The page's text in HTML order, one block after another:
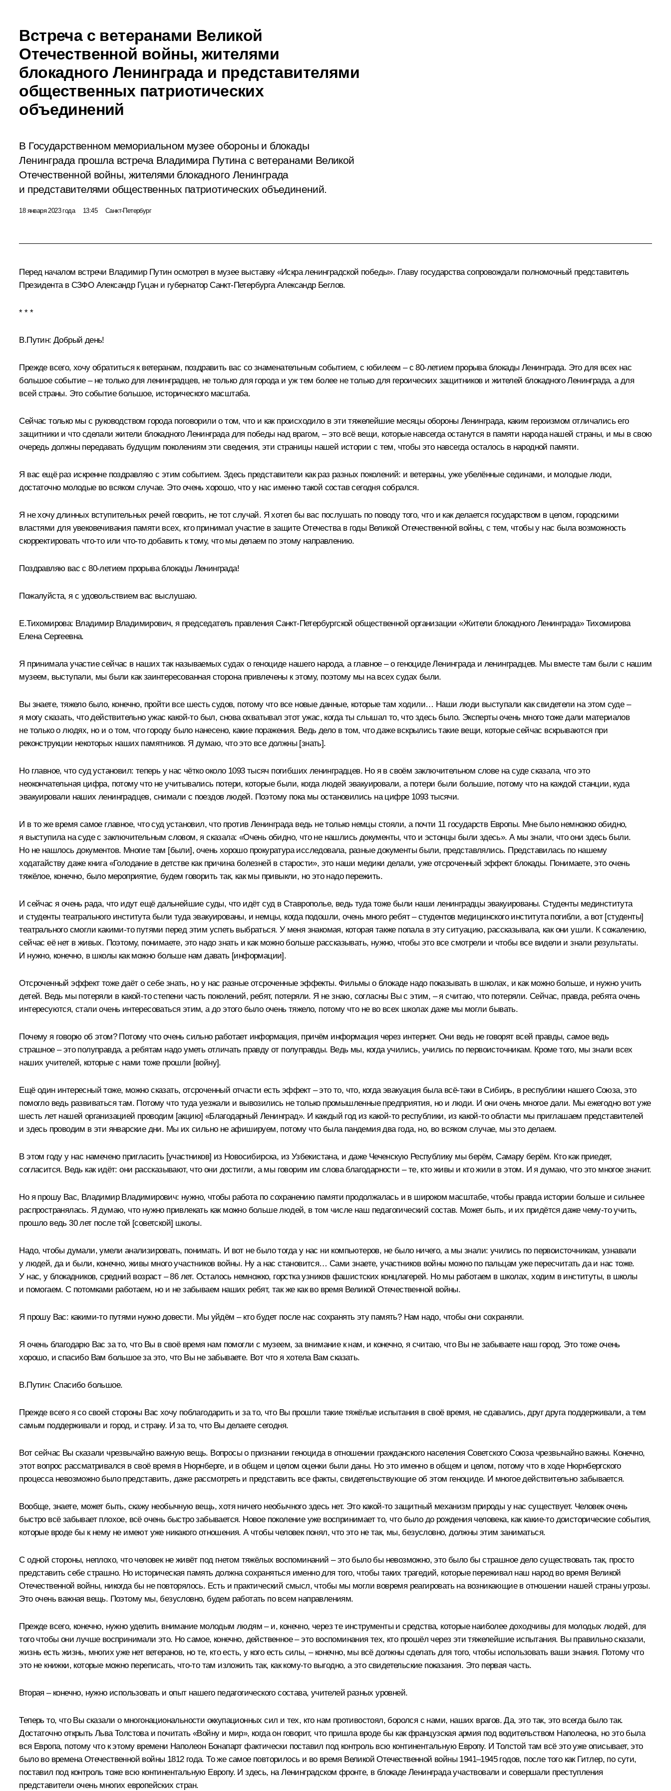
Встреча с ветеранами Великой
Отечественной войны, жителями
блокадного Ленинграда и представителями
общественных патриотических
объединений
В Государственном мемориальном музее обороны и блокады
Ленинграда прошла встреча Владимира Путина с ветеранами Великой
Отечественной войны, жителями блокадного Ленинграда
и представителями общественных патриотических объединений.
18 января 2023 года 13:45 Санкт-Петербург
Перед началом встречи Владимир Путин осмотрел в музее выставку «Искра ленинградской победы». Главу государства сопровождали полномочный представитель
Президента в СЗФО Александр Гуцани губернатор Санкт-ПетербургаАлександр Беглов.
* * *
В.Путин: Добрый день!
Прежде всего, хочу обратиться к ветеранам, поздравить вас со знаменательным событием, с юбилеем – с 80-летием прорыва блокады Ленинграда. Это для всех нас
большое событие – не только для ленинградцев, не только для города и уж тем более не только для героических защитников и жителей блокадного Ленинграда, а для
всей страны. Это событие большое, исторического масштаба.
Сейчас только мы с руководством города поговорили о том, что и как происходило в эти тяжелейшие месяцы обороны Ленинграда, каким героизмом отличались его
защитники и что сделали жители блокадного Ленинграда для победы над врагом, – это всё вещи, которые навсегда останутся в памяти народа нашей страны, и мы в свою
очередь должны передавать будущим поколениям эти сведения, эти страницы нашей истории с тем, чтобы это навсегда осталось в народной памяти.
Я вас ещё раз искренне поздравляю с этим событием. Здесь представители как раз разных поколений: и ветераны, уже убелённые сединами, и молодые люди,
достаточно молодые во всяком случае. Это очень хорошо, что у нас именно такой состав сегодня собрался.
Я не хочу длинных вступительных речей говорить, не тот случай. Я хотел бы вас послушать по поводу того, что и как делается государством в целом, городскими
властями для увековечивания памяти всех, кто принимал участие в защите Отечества в годы Великой Отечественной войны, с тем, чтобы у нас была возможность
скорректировать что-то или что-то добавить к тому, что мы делаем по этому направлению.
Поздравляю вас с 80-летием прорыва блокады Ленинграда!
Пожалуйста, я с удовольствием вас выслушаю.
Е.Тихомирова: Владимир Владимирович, я председатель правления Санкт-Петербургской общественной организации «Жители блокадного Ленинграда» Тихомирова
Елена Сергеевна.
Я принимала участие сейчас в наших так называемых судах о геноциде нашего народа, а главное – о геноциде Ленинграда и ленинградцев. Мы вместе там были с нашим
музеем, выступали, мы были как заинтересованная сторона привлечены к этому, поэтому мы на всех судах были.
Вы знаете, тяжело было, конечно, пройти все шесть судов, потому что все новые данные, которые там ходили… Наши люди выступали как свидетели на этом суде –
я могу сказать, что действительно ужас какой-то был, снова охватывал этот ужас, когда ты слышал то, что здесь было. Эксперты очень много тоже дали материалов
не только о людях, но и о том, что городу было нанесено, какие поражения. Ведь дело в том, что даже вскрылись такие вещи, которые сейчас вскрываются при
реконструкции некоторых наших памятников. Я думаю, что это все должны [знать].
Но главное, что суд установил: теперь у нас чётко около 1093 тысяч погибших ленинградцев. Но я в своём заключительном слове на суде сказала, что это
неокончательная цифра, потому что не учитывались потери, которые были, когда людей эвакуировали, а потери были большие, потому что на каждой станции, куда
эвакуировали наших ленинградцев, снимали с поездов людей. Поэтому пока мы остановились на цифре 1093 тысячи.
И в то же время самое главное, что суд установил, что против Ленинграда ведь не только немцы стояли, а почти 11 государств Европы. Мне было немножко обидно,
я выступила на суде с заключительным словом, я сказала: «Очень обидно, что не нашлись документы, что и эстонцы были здесь». А мы знали, что они здесь были.
Но не нашлось документов. Многие там [были], очень хорошо прокуратура исследовала, разные документы были, представлялись. Представилась по нашему
ходатайству даже книга «Голодание в детстве как причина болезней в старости», это наши медики делали, уже отсроченный эффект блокады. Понимаете, это очень
тяжёлое, конечно, было мероприятие, будем говорить так, как мы привыкли, но это надо пережить.
И сейчас я очень рада, что идут ещё дальнейшие суды, что идёт суд в Ставрополье, ведь туда тоже были наши ленинградцы эвакуированы. Студенты мединститута
и студенты театрального института были туда эвакуированы, и немцы, когда подошли, очень много ребят – студентов медицинского института погибли, а вот [студенты]
театрального смогли какими-то путями перед этим успеть выбраться. У меня знакомая, которая также попала в эту ситуацию, рассказывала, как они ушли. К сожалению,
сейчас её нет в живых. Поэтому, понимаете, это надо знать и как можно больше рассказывать, нужно, чтобы это все смотрели и чтобы все видели и знали результаты.
И нужно, конечно, в школы как можно больше нам давать [информации].
Отсроченный эффект тоже даёт о себе знать, но у нас разные отсроченные эффекты. Фильмы о блокаде надо показывать в школах, и как можно больше, и нужно учить
детей. Ведь мы потеряли в какой-то степени часть поколений, ребят, потеряли. Я не знаю, согласны Вы с этим, – я считаю, что потеряли. Сейчас, правда, ребята очень
интересуются, стали очень интересоваться этим, а до этого было очень тяжело, потому что не во всех школах даже мы могли бывать.
Почему я говорю об этом? Потому что очень сильно работает информация, причём информация через интернет. Они ведь не говорят всей правды, самое ведь
страшное – это полуправда, а ребятам надо уметь отличать правду от полуправды. Ведь мы, когда учились, учились по первоисточникам. Кроме того, мы знали всех
наших учителей, которые с нами тоже прошли [войну].
Ещё один интересный тоже, можно сказать, отсроченный отчасти есть эффект – это то, что, когда эвакуация была всё-таки в Сибирь, в республики нашего Союза, это
помогло ведь развиваться там. Потому что туда уезжали и вывозились не только промышленные предприятия, но и люди. И они очень многое дали. Мы ежегодно вот уже
шесть лет нашей организацией проводим [акцию] «Благодарный Ленинград». И каждый год из какой-то республики, из какой-то области мы приглашаем представителей
и здесь проводим в эти январские дни. Мы их сильно не афишируем, потому что была пандемия два года, но, во всяком случае, мы это делаем.
В этом году у нас намечено пригласить [участников] из Новосибирска, из Узбекистана, и даже Чеченскую Республику мы берём, Самару берём. Кто как приедет,
согласится. Ведь как идёт: они рассказывают, что они достигли, а мы говорим им слова благодарности – те, кто живы и кто жили в этом. И я думаю, что это многое значит.
Но я прошу Вас, Владимир Владимирович: нужно, чтобы работа по сохранению памяти продолжалась и в широком масштабе, чтобы правда истории больше и сильнее
распространялась. Я думаю, что нужно привлекать как можно больше людей, в том числе наш педагогический состав. Может быть, и их придётся даже чему-то учить,
прошло ведь 30 лет после той [советской] школы.
Надо, чтобы думали, умели анализировать, понимать. И вот не было тогда у нас ни компьютеров, не было ничего, а мы знали: учились по первоисточникам, узнавали
у людей, да и были, конечно, живы много участников войны. Ну а нас становится… Сами знаете, участников войны можно по пальцам уже пересчитать да и нас тоже.
У нас, у блокадников, средний возраст – 86 лет. Осталось немножко, горстка узников фашистских концлагерей. Но мы работаем в школах, ходим в институты, в школы
и помогаем. С потомками работаем, но и не забываем наших ребят, так же как во время Великой Отечественной войны.
Я прошу Вас: какими-то путями нужно довести. Мы уйдём – кто будет после нас сохранять эту память? Нам надо, чтобы они сохраняли.
Я очень благодарю Вас за то, что Вы в своё время нам помогли с музеем, за внимание к нам, и конечно, я считаю, что Вы не забываете наш город. Это тоже очень
хорошо, и спасибо Вам большое за это, что Вы не забываете. Вот что я хотела Вам сказать.
В.Путин: Спасибо большое.
Прежде всего я со своей стороны Вас хочу поблагодарить и за то, что Вы прошли такие тяжёлые испытания в своё время, не сдавались, друг друга поддерживали, а тем
самым поддерживали и город, и страну. И за то, что Вы делаете сегодня.
Вот сейчас Вы сказали чрезвычайно важную вещь. Вопросы о признании геноцида в отношении гражданского населения Советского Союза чрезвычайно важны. Конечно,
этот вопрос рассматривался в своё время в Нюрнберге, и в общем и целом оценки были даны. Но это именно в общем и целом, потому что в ходе Нюрнбергского
процесса невозможно было представить, даже рассмотреть и представить все факты, свидетельствующие об этом геноциде. И многое действительно забывается.
Вообще, знаете, может быть, скажу необычную вещь, хотя ничего необычного здесь нет. Это какой-то защитный механизм природы у нас существует. Человек очень
быстро всё забывает плохое, всё очень быстро забывается. Новое поколение уже воспринимает то, что было до рождения человека, как какие-то доисторические события,
которые вроде бы к нему не имеют уже никакого отношения. А чтобы человек понял, что это не так, мы, безусловно, должны этим заниматься.
С одной стороны, неплохо, что человек не живёт под гнетом тяжёлых воспоминаний – это было бы невозможно, это было бы страшное дело существовать так, просто
представить себе страшно. Но историческая память должна сохраняться именно для того, чтобы таких трагедий, которые переживал наш народ во время Великой
Отечественной войны, никогда бы не повторялось. Есть и практический смысл, чтобы мы могли вовремя реагировать на возникающие в отношении нашей страны угрозы.
Это очень важная вещь. Поэтому мы, безусловно, будем работать по всем направлениям.
Прежде всего, конечно, нужно уделить внимание молодым людям – и, конечно, через те инструменты и средства, которые наиболее доходчивы для молодых людей, для
того чтобы они лучше воспринимали это. Но самое, конечно, действенное – это воспоминания тех, кто прошёл через эти тяжелейшие испытания. Вы правильно сказали,
жизнь есть жизнь, многих уже нет ветеранов, но те, кто есть, у кого есть силы, – конечно, мы всё должны сделать для того, чтобы использовать ваши знания. Потому что
это не книжки, которые можно переписать, что-то там изложить так, как кому-то выгодно, а это свидетельские показания. Это первая часть.
Вторая – конечно, нужно использовать и опыт нашего педагогического состава, учителей разных уровней.
Теперь то, что Вы сказали о многонациональности оккупационных сил и тех, кто нам противостоял, боролся с нами, наших врагов. Да, это так, это всегда было так.
Достаточно открыть Льва Толстова и почитать «Войну и мир», когда он говорит, что пришла вроде бы как французская армия под водительством Наполеона, но это была
вся Европа, потому что к этому времени Наполеон Бонапарт фактически поставил под контроль всю континентальную Европу. И Толстой там всё это уже описывает, это
было во времена Отечественной войны 1812 года. То же самое повторилось и во время Великой Отечественной войны 1941–1945 годов, после того как Гитлер, по сути,
поставил под контроль тоже всю континентальную Европу. И здесь, на Ленинградском фронте, в блокаде Ленинграда участвовали и совершали преступления
представители очень многих европейских стран.